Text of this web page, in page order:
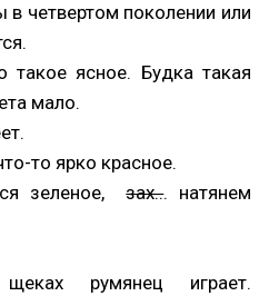
четвертом поколении или
такое ясное. Будка такая
мало.
то ярко красное.
зеленое,зах... натянем
румянец играет.